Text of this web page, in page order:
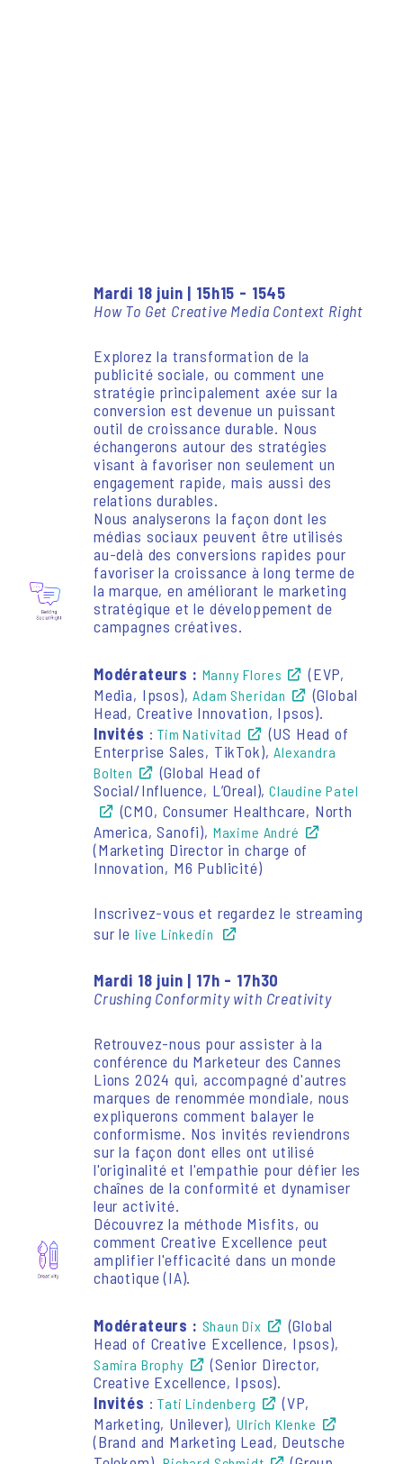
Mardi 18 juin | 15h15 - 1545
How To Get Creative Media Context Right
Explorez la transformation de la
publicité sociale, ou comment une
stratégie principalement axée sur la
conversion est devenue un puissant
outil de croissance durable. Nous
échangerons autour des stratégies
visant à favoriser non seulement un
engagement rapide, mais aussi des
relations durables.
Nous analyserons la façon dont les
médias sociaux peuvent être utilisés
au-delà des conversions rapides pour
favoriser la croissance à long terme de
la marque, en améliorant le marketing
stratégique et le développement de
campagnes créatives.
Modérateurs : Manny Flores
(EVP,
Media, Ipsos),Adam Sheridan
(Global
Head, Creative Innovation, Ipsos).
Invités :Tim Nativitad
(US Head of
Enterprise Sales, TikTok),Alexandra
Bolten
(Global Head of
Social/Influence, L’Oreal), Claudine Patel
(CMO, Consumer Healthcare, North
America, Sanofi), Maxime André
(Marketing Director in charge of
Innovation, M6 Publicité)
Inscrivez-vous et regardez le streaming
sur le live Linkedin
Mardi 18 juin | 17h - 17h30
Crushing Conformity with Creativity
Retrouvez-nous pour assister à la
conférence du Marketeur des Cannes
Lions 2024 qui, accompagné d'autres
marques de renommée mondiale, nous
expliquerons comment balayer le
conformisme. Nos invités reviendrons
sur la façon dont elles ont utilisé
l'originalité et l'empathie pour défier les
chaînes de la conformité et dynamiser
leur activité.
Découvrez la méthode Misfits, ou
comment Creative Excellence peut
amplifier l'efficacité dans un monde
chaotique (IA).
Modérateurs : Shaun Dix
(Global
Head of Creative Excellence, Ipsos),
Samira Brophy
(Senior Director,
Creative Excellence, Ipsos).
Invités :Tati Lindenberg
(VP,
Marketing, Unilever),Ulrich Klenke
(Brand and Marketing Lead, Deutsche